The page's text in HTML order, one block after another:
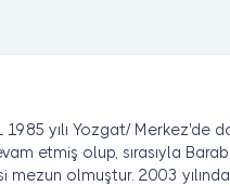
yılı Yozgat/ Merkez'de
etmiş olup, sırasıyla
olmuştur. 2003